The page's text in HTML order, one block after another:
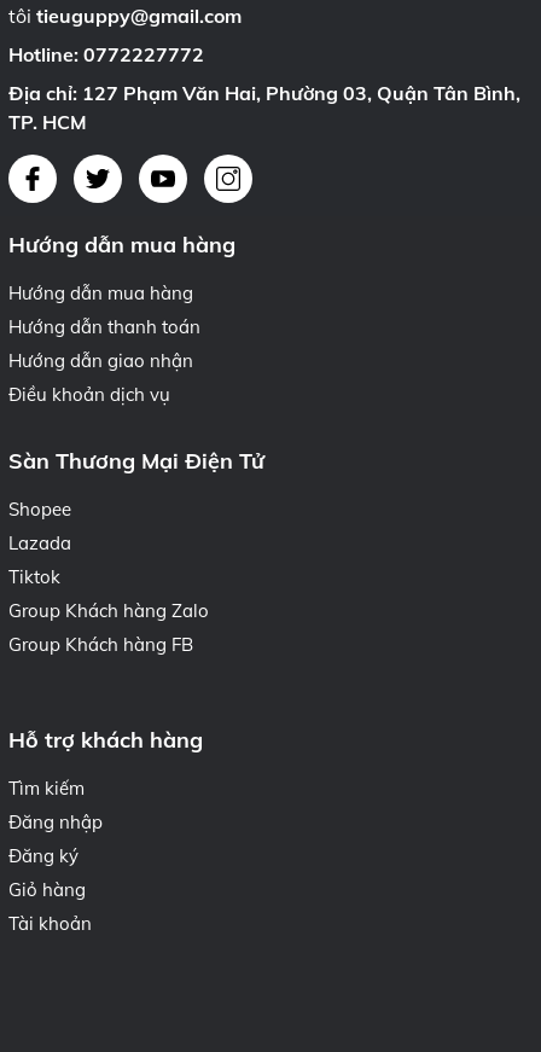
tôi tieuguppy@gmail.com
Hotline: 0772227772
Địa chỉ: 127 Phạm Văn Hai, Phường 03, Quận Tân Bình,
TP. HCM
Hướng dẫn mua hàng
Hướng dẫn mua hàng
Hướng dẫn thanh toán
Hướng dẫn giao nhận
Điều khoản dịch vụ
Sàn Thương Mại Điện Tử
Shopee
Lazada
Tiktok
Group Khách hàng Zalo
Group Khách hàng FB
Hỗ trợ khách hàng
Tìm kiếm
Đăng nhập
Đăng ký
Giỏ hàng
Tài khoản